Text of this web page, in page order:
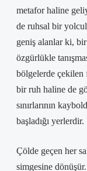
metafor haline
de ruhsal bir
geniş alanlar ki,
özgürlükle
bölgelerde
bir ruh haline de
sınırlarının
başladığı yerlerdir.
Çölde geçen her
simgesine